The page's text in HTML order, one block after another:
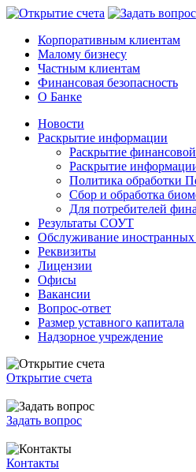
Корпоративным клиентам
Малому бизнесу
Частным клиентам
Финансовая безопасность
О Банке
Новости
Раскрытие информации
Раскрытие
Раскрытие
Политика обработки
Сбор и обработка
Для потребителей
Результаты СОУТ
Обслуживание иностранных
Реквизиты
Лицензии
Офисы
Вакансии
Вопрос-ответ
Размер уставного капитала
Надзорное учреждение
Открытие счета
Задать вопрос
Контакты